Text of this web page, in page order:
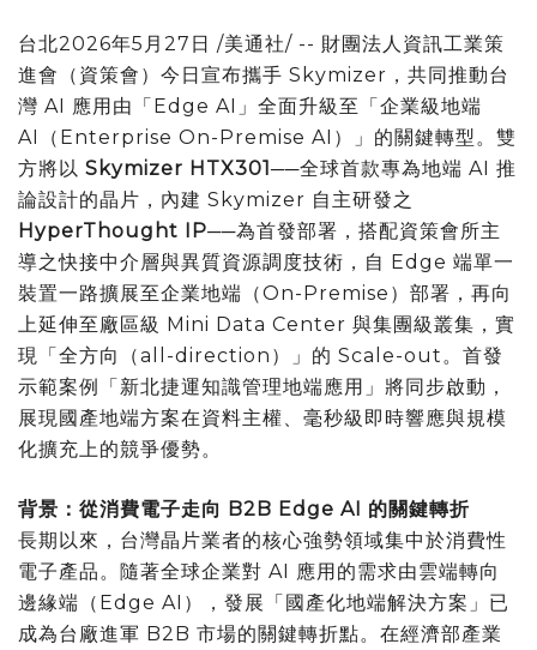
台北2026年5月27日 /美通社/ -- 財團法人資訊工業策
進會（資策會）今日宣布攜手 Skymizer，共同推動台
灣 AI 應用由「Edge AI」全面升級至「企業級地端
AI（Enterprise On-Premise AI）」的關鍵轉型。雙
方將以 Skymizer HTX301──全球首款專為地端 AI 推
論設計的晶片，內建 Skymizer 自主研發之
HyperThought IP──為首發部署，搭配資策會所主
導之快接中介層與異質資源調度技術，自 Edge 端單一
裝置一路擴展至企業地端（On-Premise）部署，再向
上延伸至廠區級 Mini Data Center 與集團級叢集，實
現「全方向（all-direction）」的 Scale-out。首發
示範案例「新北捷運知識管理地端應用」將同步啟動，
展現國產地端方案在資料主權、毫秒級即時響應與規模
化擴充上的競爭優勢。
背景：從消費電子走向 B2B Edge AI 的關鍵轉折
長期以來，台灣晶片業者的核心強勢領域集中於消費性
電子產品。隨著全球企業對 AI 應用的需求由雲端轉向
邊緣端（Edge AI），發展「國產化地端解決方案」已
成為台廠進軍 B2B 市場的關鍵轉折點。在經濟部產業